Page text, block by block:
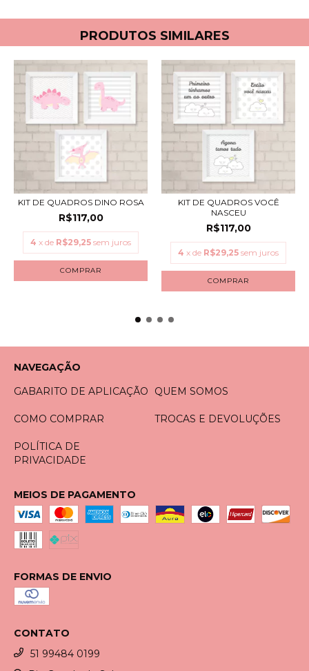
PRODUTOS SIMILARES
KIT DE QUADROS DINO ROSA
R$117,00
4 x de R$29,25 sem juros
COMPRAR
KIT DE QUADROS VOCÊ
NASCEU
R$117,00
4 x de R$29,25 sem juros
COMPRAR
NAVEGAÇÃO
GABARITO DE APLICAÇÃO
QUEM SOMOS
COMO COMPRAR TROCAS E DEVOLUÇÕES
POLÍTICA DE
PRIVACIDADE
MEIOS DE PAGAMENTO
FORMAS DE ENVIO
CONTATO
51 99484 0199